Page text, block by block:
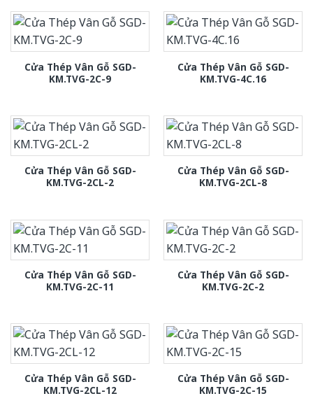
Cửa Thép Vân Gỗ SGD-
KM.TVG-2C-9
Cửa Thép Vân Gỗ SGD-
KM.TVG-4C.16
Cửa Thép Vân Gỗ SGD-
KM.TVG-2CL-2
Cửa Thép Vân Gỗ SGD-
KM.TVG-2CL-8
Cửa Thép Vân Gỗ SGD-
KM.TVG-2C-11
Cửa Thép Vân Gỗ SGD-
KM.TVG-2C-2
Cửa Thép Vân Gỗ SGD-
KM.TVG-2CL-12
Cửa Thép Vân Gỗ SGD-
KM.TVG-2C-15